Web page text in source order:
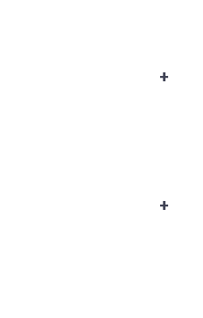
+
+